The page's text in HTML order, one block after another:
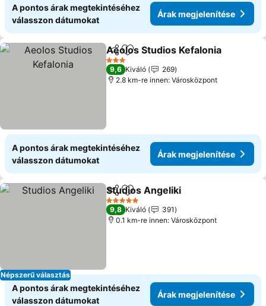
A pontos árak megtekintéséhez
válasszon dátumokat
Árak megjelenítése
Megosztás
Hozzáadás a kedvencekhez
Aeolos Studios Kefalonia
3 Kategória
9,6 Kiváló
269
2.8 km-re innen: Városközpont
A pontos árak megtekintéséhez
válasszon dátumokat
Árak megjelenítése
Népszerű választás
Megosztás
Hozzáadás a kedvencekhez
Studios Angeliki
5 Kategória
9,8 Kiváló
391
0.1 km-re innen: Városközpont
A pontos árak megtekintéséhez
válasszon dátumokat
Árak megjelenítése